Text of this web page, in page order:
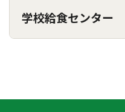
学校給食センター